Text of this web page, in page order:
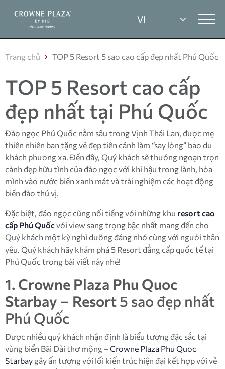
Trang chủ TOP 5 Resort 5 sao cao cấp đẹp nhất Phú Quốc
TOP 5 Resort cao cấp
đẹp nhất tại Phú Quốc
Đảo ngọc Phú Quốc nằm sâu trong Vịnh Thái Lan, được mẹ
thiên nhiên ban tặng vẻ đẹp tiên cảnh làm “say lòng” bao du
khách phương xa. Đến đây, Quý khách sẽ thưởng ngoạn trọn
cảnh đẹp hữu tình của đảo ngọc với khí hậu trong lành, hòa
mình vào nước biển xanh mát và trải nghiệm các hoạt động
biển đảo thú vị.
Đặc biệt, đảo ngọc cũng nổi tiếng với những khu resort cao
cấp Phú Quốcvới view sang trọng bậc nhất mang đến cho
Quý khách một kỳ nghỉ dưỡng đáng nhớ cùng với người thân
yêu. Quý khách hãy khám phá 5 Resort đẳng cấp quốc tế tại
Phú Quốc trong bài viết này nhé!
1. Crowne Plaza Phu Quoc
Starbay – Resort 5 sao đẹp nhất
Phú Quốc
Được nhiều quý khách nhận định là biểu tượng đặc sắc tại
vùng biển Bãi Dài thơ mộng –Crowne Plaza Phu Quoc
Starbaygây ấn tượng với lối kiến trúc hiện đại kết hợp với vẻ